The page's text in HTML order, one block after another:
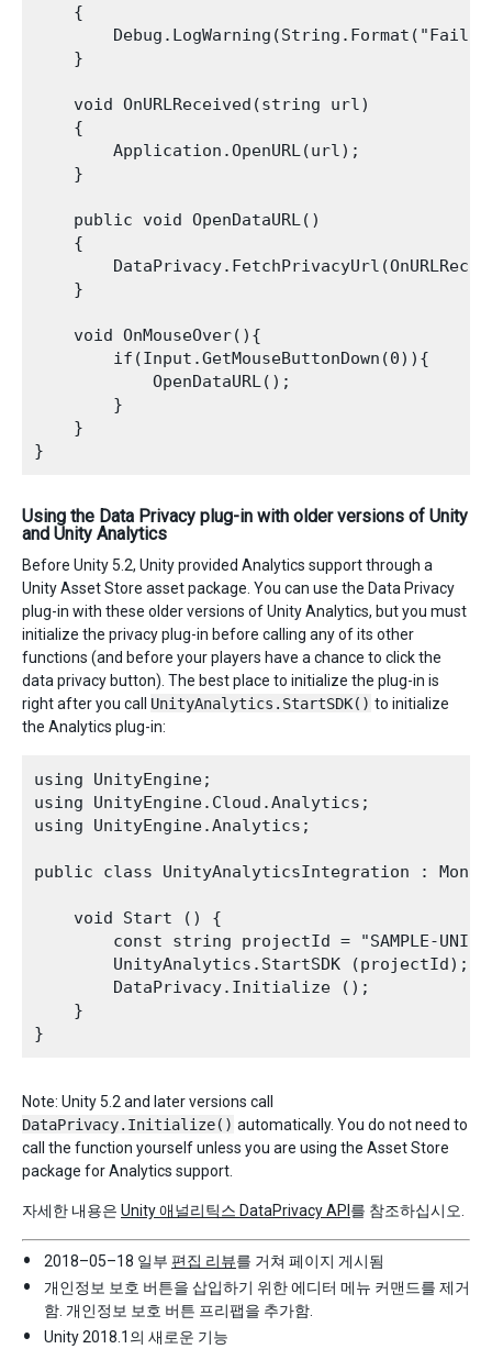
    {
    }
    void OnURLReceived(string url)
    {
        Application.OpenURL(url);
    }
    public void OpenDataURL()
    {
    }
    void OnMouseOver(){
        if(Input.GetMouseButtonDown(0)){
            OpenDataURL();
        }
    }
Using the Data Privacy plug-in with older versions of Unity
and Unity Analytics
Before Unity 5.2, Unity provided Analytics support through a
Unity Asset Store asset package. You can use the Data Privacy
plug-in with these older versions of Unity Analytics, but you must
initialize the privacy plug-in before calling any of its other
functions (and before your players have a chance to click the
data privacy button). The best place to initialize the plug-in is
right after you call UnityAnalytics.StartSDK() to initialize
the Analytics plug-in:
using UnityEngine;
using UnityEngine.Cloud.Analytics;
using UnityEngine.Analytics;
public class UnityAnalyticsIntegration :
    void Start () {
const string projectId = "SAMPLE-
        UnityAnalytics.StartSDK (projectId);
        DataPrivacy.Initialize ();
    }
Note: Unity 5.2 and later versions call
DataPrivacy.Initialize() automatically. You do not need to
call the function yourself unless you are using the Asset Store
package for Analytics support.
자세한 내용은 Unity 애널리틱스 DataPrivacy API 를 참조하십시오.
2018–05–18 일부 편집 리뷰를 거쳐 페이지 게시됨
개인정보 보호 버튼을 삽입하기 위한 에디터 메뉴 커맨드를 제거
함. 개인정보 보호 버튼 프리팹을 추가함.
Unity 2018.1의 새로운 기능